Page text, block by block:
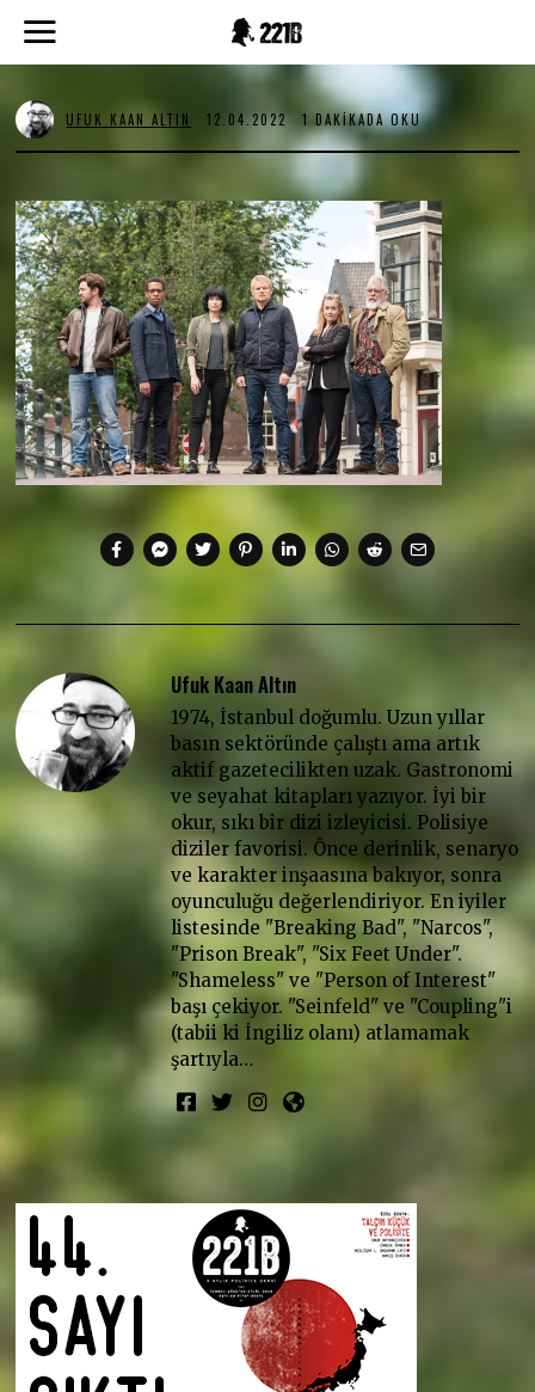
UFUK KAAN ALTIN 12.04.20221
2
.
4
.
2
0
2
2
1 DAKIKADA OKU
Ufuk Kaan Altın
1974, İstanbul doğumlu. Uzun yıllar
basın sektöründe çalıştı ama artık
aktif gazetecilikten uzak. Gastronomi
ve seyahat kitapları yazıyor. İyi bir
okur, sıkı bir dizi izleyicisi. Polisiye
diziler favorisi. Önce derinlik, senaryo
ve karakter inşaasına bakıyor, sonra
oyunculuğu değerlendiriyor. En iyiler
listesinde "Breaking Bad", "Narcos",
"Prison Break", "Six Feet Under".
"Shameless" ve "Person of Interest"
başı çekiyor. "Seinfeld" ve "Coupling"i
(tabii ki İngiliz olanı) atlamamak
şartıyla…